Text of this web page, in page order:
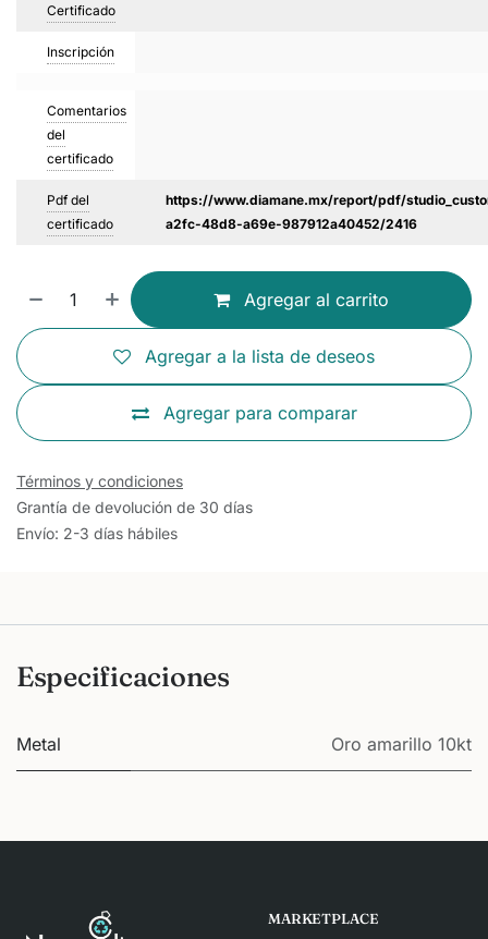
Certificado
Inscripción
Comentarios
del
certificado
Pdf del
certificado
https://www.diamane.mx/report/pdf/
a2fc-48d8-a69e-987912a40452/2416
Agregar al carrito
Agregar para comparar
Agregar a la lista de deseos
Términos y condiciones
Grantía de devolución de 30 días
Envío: 2-3 días hábiles
Especificaciones
Metal Oro amarillo 10kt
MARKETPLACE